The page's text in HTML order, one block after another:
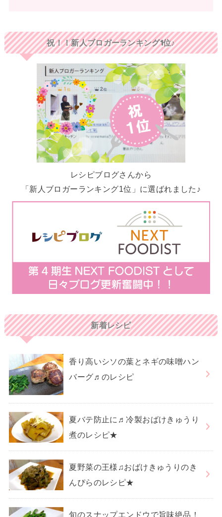
祝！！新人ブロガーランキング1位♪
レシピブログさんから
「新人ブロガーランキング1位」に選ばれました♪
新着レシピ
香り高いシソの葉とネギの味噌ハン
バーグ♬のレシピ
夏バテ防止に♬冷製おばけきゅうり
煮のレシピ★
夏野菜の王様♫おばけきゅうりのき
んぴらのレシピ★
旬のスナップエンドウで旨味絶品！